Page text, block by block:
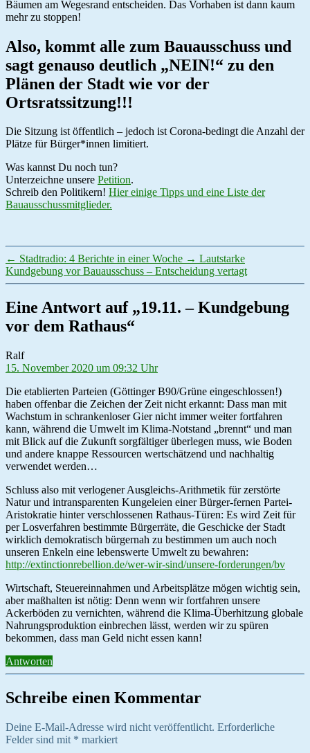
Bäumen am Wegesrand entscheiden. Das Vorhaben ist dann kaum
mehr zu stoppen!
Also, kommt alle zum Bauausschuss und
sagt genauso deutlich „NEIN!“ zu den
Plänen der Stadt wie vor der
Ortsratssitzung!!!
Die Sitzung ist öffentlich – jedoch ist Corona-bedingt die Anzahl der
Plätze für Bürger*innen limitiert.
Was kannst Du noch tun?
Unterzeichne unsere Petition.
Schreib den Politikern! Hier einige Tipps und eine Liste der
Bauausschussmitglieder.
← Stadtradio: 4 Berichte in einer Woche → Lautstarke
Kundgebung vor Bauausschuss – Entscheidung vertagt
Eine Antwort auf „19.11. – Kundgebung
vor dem Rathaus“
Ralfsagt:
15. November 2020 um 09:32 Uhr
Die etablierten Parteien (Göttinger B90/Grüne eingeschlossen!)
haben offenbar die Zeichen der Zeit nicht erkannt: Dass man mit
Wachstum in schrankenloser Gier nicht immer weiter fortfahren
kann, während die Umwelt im Klima-Notstand „brennt“ und man
mit Blick auf die Zukunft sorgfältiger überlegen muss, wie Boden
und andere knappe Ressourcen wertschätzend und nachhaltig
verwendet werden…
Schluss also mit verlogener Ausgleichs-Arithmetik für zerstörte
Natur und intransparenten Kungeleien einer Bürger-fernen Partei-
Aristokratie hinter verschlossenen Rathaus-Türen: Es wird Zeit für
per Losverfahren bestimmte Bürgerräte, die Geschicke der Stadt
wirklich demokratisch bürgernah zu bestimmen um auch noch
unseren Enkeln eine lebenswerte Umwelt zu bewahren:
http://extinctionrebellion.de/wer-wir-sind/unsere-forderungen/bv
Wirtschaft, Steuereinnahmen und Arbeitsplätze mögen wichtig sein,
aber maßhalten ist nötig: Denn wenn wir fortfahren unsere
Ackerböden zu vernichten, während die Klima-Überhitzung globale
Nahrungsproduktion einbrechen lässt, werden wir zu spüren
bekommen, dass man Geld nicht essen kann!
Antworten
Schreibe einen Kommentar
Deine E-Mail-Adresse wird nicht veröffentlicht. Erforderliche
Felder sind mit * markiert